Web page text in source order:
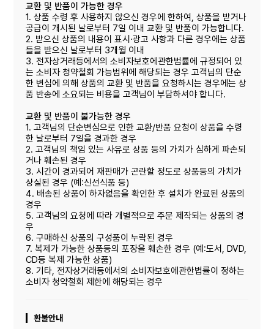
교환 및 반품이 가능한 경우
1. 상품 수령 후 사용하지 않으신 경우에 한하여, 상품을 받거나
공급이 개시된 날로부터 7일 이내 교환 및 반품이 가능합니다.
2. 받으신 상품의 내용이 표시·광고 사항과 다른 경우에는 상품
들을 받으신 날로부터 3개월 이내
3. 전자상거래등에서의 소비자보호에관한법률에 규정되어 있
는 소비자 청약철회 가능범위에 해당되는 경우 고객님의 단순
한 변심에 의해 상품의 교환 및 반품을 요청하시는 경우에는 상
품 반송에 소요되는 비용을 고객님이 부담하셔야 합니다.
교환 및 반품이 불가능한 경우
1. 고객님의 단순변심으로 인한 교환/반품 요청이 상품을 수령
한 날로부터 7일을 경과한 경우
2. 고객님의 책임 있는 사유로 상품 등의 가치가 심하게 파손되
거나 훼손된 경우
3. 시간이 경과되어 재판매가 곤란할 정도로 상품등의 가치가
상실된 경우 (예:신선식품 등)
4. 배송된 상품이 하자없음을 확인한 후 설치가 완료된 상품의
경우
5. 고객님의 요청에 따라 개별적으로 주문 제작되는 상품의 경
우
6. 구매하신 상품의 구성품이 누락된 경우
7. 복제가 가능한 상품등의 포장을 훼손한 경우 (예:도서, DVD,
CD등 복제 가능한 상품)
8. 기타, 전자상거래등에서의 소비자보호에관한볍률이 정하는
소비자 청약철회 제한에 해당되는 경우
환불안내